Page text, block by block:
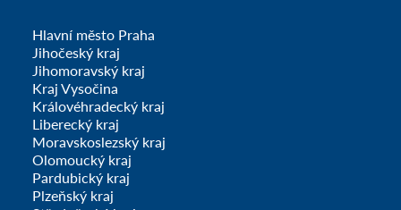
Hlavní město Praha
Jihočeský kraj
Jihomoravský kraj
Kraj Vysočina
Královéhradecký kraj
Liberecký kraj
Moravskoslezský kraj
Olomoucký kraj
Pardubický kraj
Plzeňský kraj